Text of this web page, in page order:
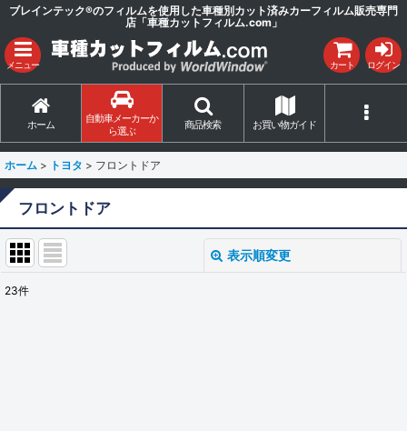
ブレインテック®のフィルムを使用した車種別カット済みカーフィルム販売専門
店「車種カットフィルム.com」
メニュー カート ログイン
ホーム
自動車メーカーか
ら選ぶ
商品検索 お買い物ガイド
ホーム > トヨタ > フロントドア
フロントドア
表示順変更
23件